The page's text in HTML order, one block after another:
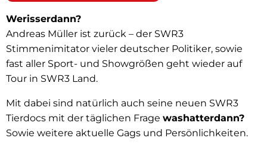
Werisserdann?
Andreas Müller ist zurück – der SWR3
Stimmenimitator vieler deutscher Politiker, sowie
fast aller Sport- und Showgrößen geht wieder auf
Tour in SWR3 Land.
Mit dabei sind natürlich auch seine neuen SWR3
Tierdocs mit der täglichen Frage washatterdann?
Sowie weitere aktuelle Gags und Persönlichkeiten.